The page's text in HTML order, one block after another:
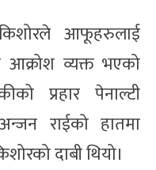
आफूहरुलाई
आक्रोश व्यक्त भएको
प्रहार पेनाल्टी
राईको हातमा
दाबी थियो।